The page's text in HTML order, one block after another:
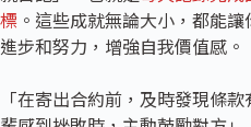
標 。這些成就無論大小，都能
進步和努力，增強自我價值感。
「在寄出合約前，及時發現條